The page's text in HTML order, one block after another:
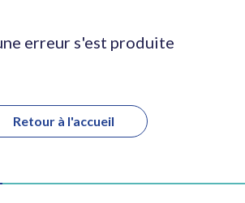
erreur s'est produite
Retour à l'accueil